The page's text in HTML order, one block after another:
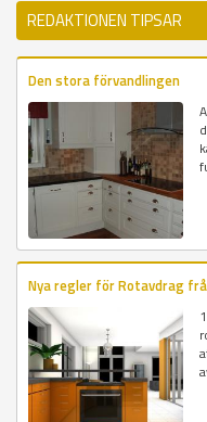
REDAKTIONEN TIPSAR
Den stora förvandlingen
Nya regler för Rotavdrag